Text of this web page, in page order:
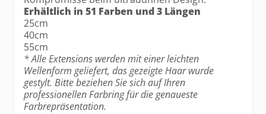
Erhältlich in 51 Farben und 3 Längen
25cm
40cm
55cm
* Alle Extensions werden mit einer leichten
Wellenform geliefert, das gezeigte Haar wurde
gestylt. Bitte beziehen Sie sich auf Ihren
professionellen Farbring für die genaueste
Farbrepräsentation.